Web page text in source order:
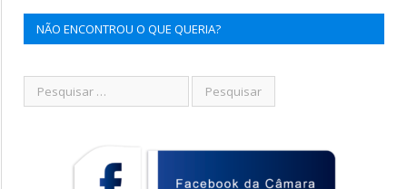
NÃO ENCONTROU O QUE QUERIA?